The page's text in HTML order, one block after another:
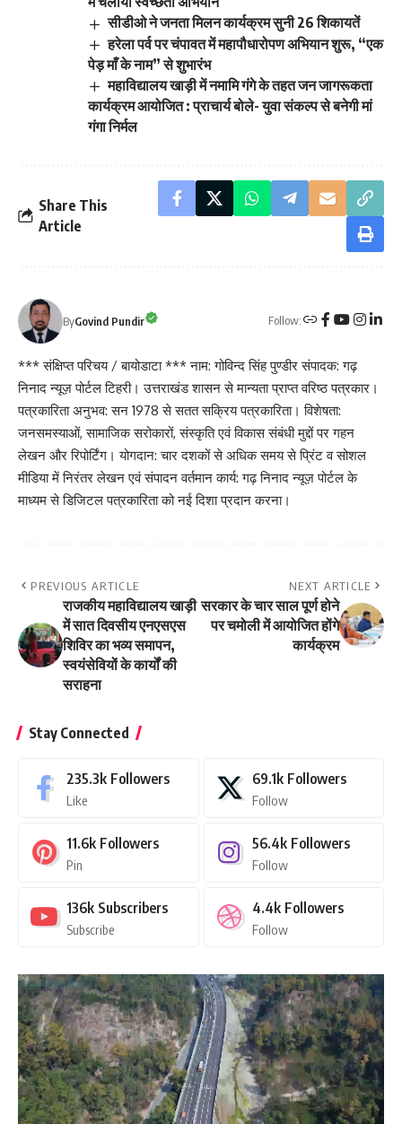
सीडीओ ने जनता मिलन कार्यक्रम सुनी 26 शिकायतें
हरेला पर्व पर चंपावत में महापौधारोपण अभियान शुरू, “एक
पेड़ माँ के नाम” से शुभारंभ
महाविद्यालय खाड़ी में नमामि गंगे के तहत जन जागरूकता
कार्यक्रम आयोजित : प्राचार्य बोले- युवा संकल्प से बनेगी मां
गंगा निर्मल
Share This
Article
ByGovind Pundir Follow:
*** संक्षिप्त परिचय / बायोडाटा *** नाम: गोविन्द सिंह पुण्डीर संपादक: गढ़
निनाद न्यूज़ पोर्टल टिहरी। उत्तराखंड शासन से मान्यता प्राप्त वरिष्ठ पत्रकार।
पत्रकारिता अनुभव: सन 1978 से सतत सक्रिय पत्रकारिता। विशेषता:
जनसमस्याओं, सामाजिक सरोकारों, संस्कृति एवं विकास संबंधी मुद्दों पर गहन
लेखन और रिपोर्टिंग। योगदान: चार दशकों से अधिक समय से प्रिंट व सोशल
मीडिया में निरंतर लेखन एवं संपादन वर्तमान कार्य: गढ़ निनाद न्यूज़ पोर्टल के
माध्यम से डिजिटल पत्रकारिता को नई दिशा प्रदान करना।
PREVIOUS ARTICLE
राजकीय महाविद्यालय खाड़ी
में सात दिवसीय एनएसएस
शिविर का भव्य समापन,
स्वयंसेवियों के कार्यों की
सराहना
NEXT ARTICLE
सरकार के चार साल पूर्ण होने
पर चमोली में आयोजित होंगे
कार्यक्रम
Stay Connected
235.3k Followers
Like
69.1k Followers
Follow
11.6k Followers
Pin
56.4k Followers
Follow
136k Subscribers
Subscribe
4.4k Followers
Follow